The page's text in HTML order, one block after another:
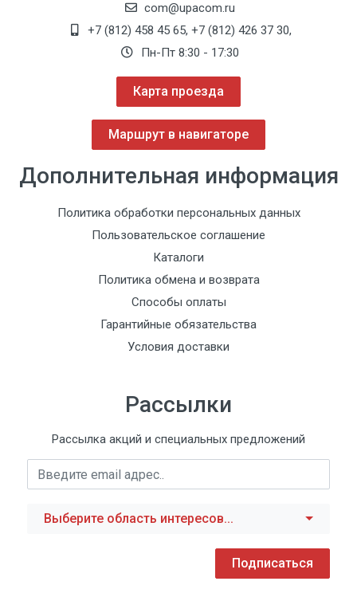
com@upacom.ru
+7 (812) 458 45 65, +7 (812) 426 37 30,
Пн-Пт 8:30 - 17:30
Карта проезда
Маршрут в навигаторе
Дополнительная информация
Политика обработки персональных данных
Пользовательское соглашение
Каталоги
Политика обмена и возврата
Способы оплаты
Гарантийные обязательства
Условия доставки
Рассылки
Рассылка акций и специальных предложений
Выберите область интересов...
Подписаться